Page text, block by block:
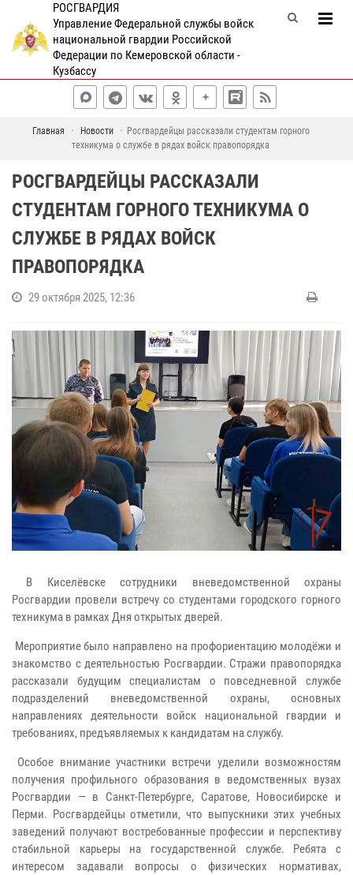
РОСГВАРДИЯ
Управление Федеральной службы войск
национальной гвардии Российской
Федерации по Кемеровской области -
Кузбассу
Главная Новости
Росгвардейцы рассказали студентам горного
техникума о службе в рядах войск правопорядка
РОСГВАРДЕЙЦЫ РАССКАЗАЛИ
СТУДЕНТАМ ГОРНОГО ТЕХНИКУМА О
СЛУЖБЕ В РЯДАХ ВОЙСК
ПРАВОПОРЯДКА
29 октября 2025, 12:36
В Киселёвске сотрудники вневедомственной охраны
Росгвардии провели встречу со студентами городского горного
техникума в рамках Дня открытых дверей.
Мероприятие было направлено на профориентацию молодёжи и
знакомство с деятельностью Росгвардии. Стражи правопорядка
рассказали будущим специалистам о повседневной службе
подразделений вневедомственной охраны, основных
направлениях деятельности войск национальной гвардии и
требованиях, предъявляемых к кандидатам на службу.
Особое внимание участники встречи уделили возможностям
получения профильного образования в ведомственных вузах
Росгвардии — в Санкт-Петербурге, Саратове, Новосибирске и
Перми. Росгвардейцы отметили, что выпускники этих учебных
заведений получают востребованные профессии и перспективу
стабильной карьеры на государственной службе. Ребята с
интересом задавали вопросы о физических нормативах,